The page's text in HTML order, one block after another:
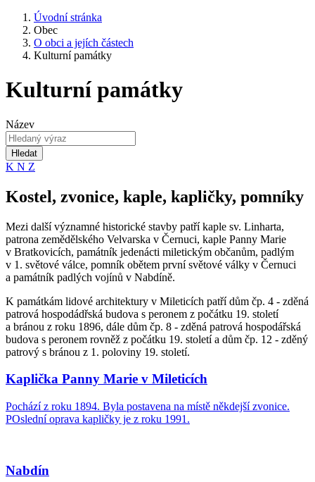
Úvodní stránka
Obec
O obci a jejích částech
Kulturní památky
Kulturní památky
Název
Hledat
K N Z
Kostel, zvonice, kaple, kapličky, pomníky
Mezi další významné historické stavby patří kaple sv. Linharta,
patrona zemědělského Velvarska v Černuci, kaple Panny Marie
v Bratkovicích, památník jedenácti miletickým občanům, padlým
v 1. světové válce, pomník obětem první světové války v Černuci
a památník padlých vojínů v Nabdíně.
K památkám lidové architektury v Mileticích patří dům čp. 4 - zděná
patrová hospodádřská budova s peronem z počátku 19. století
a bránou z roku 1896, dále dům čp. 8 - zděná patrová hospodářská
budova s peronem rovněž z počátku 19. století a dům čp. 12 - zděný
patrový s bránou z 1. poloviny 19. století.
Kaplička Panny Marie v Mileticích
Pochází z roku 1894. Byla postavena na místě někdejší zvonice.
POslední oprava kapličky je z roku 1991.
Nabdín